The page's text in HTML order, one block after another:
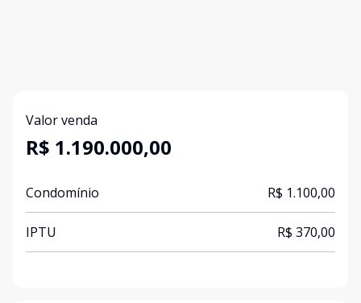
Valor venda
R$ 1.190.000,00
Condomínio R$ 1.100,00
IPTU R$ 370,00